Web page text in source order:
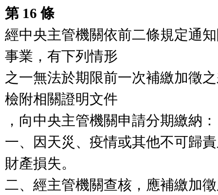
第 16 條
經中央主管機關依前二條規定通
事業，有下列情形
之一無法於期限前一次補繳加徵
檢附相關證明文件
，向中央主管機關申請分期繳納：
一、因天災、疫情或其他不可歸
財產損失。
二、經主管機關查核，應補繳加